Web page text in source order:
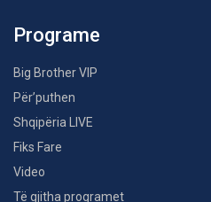
Programe
Big Brother VIP
Për’puthen
Shqipëria LIVE
Fiks Fare
Video
Të gjitha programet